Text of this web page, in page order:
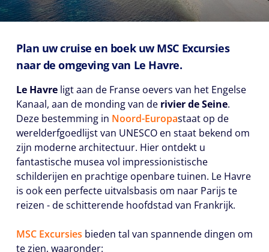
Plan uw cruise en boek uw MSC Excursies
naar de omgeving van Le Havre.
Le Havre ligt aan de Franse oevers van het Engelse
Kanaal, aan de monding van de rivier de Seine.
Deze bestemming in Noord-Europastaat op de
werelderfgoedlijst van UNESCO en staat bekend om
zijn moderne architectuur. Hier ontdekt u
fantastische musea vol impressionistische
schilderijen en prachtige openbare tuinen. Le Havre
is ook een perfecte uitvalsbasis om naar Parijs te
reizen - de schitterende hoofdstad van Frankrijk.
MSC Excursies bieden tal van spannende dingen om
te zien, waaronder: